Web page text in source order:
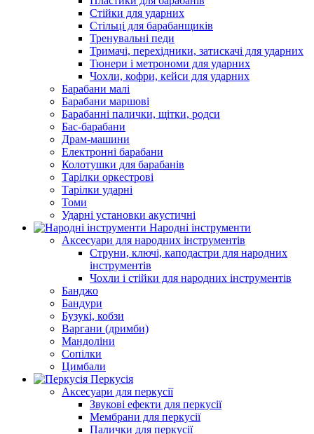
Стійки для ударних
Стільці для барабанщиків
Тренувальні педи
Тримачі, перехідники, затискачі для ударних
Тюнери і метрономи для ударних
Чохли, кофри, кейси для ударних
Барабани малі
Барабани маршові
Барабанні палички, щітки, родси
Бас-барабани
Драм-машини
Електронні барабани
Колотушки для барабанів
Тарілки оркестрові
Тарілки ударні
Томи
Ударні установки акустичні
Народні інструменти
Аксесуари для народних інструментів
Струни, ключі, каподастри для народних
інструментів
Чохли і стійки для народних інструментів
Банджо
Бандури
Бузукі, кобзи
Варгани (дримби)
Мандоліни
Сопілки
Цимбали
Перкусія
Аксесуари для перкусії
Звукові ефекти для перкусії
Мембрани для перкусії
Палички для перкусії